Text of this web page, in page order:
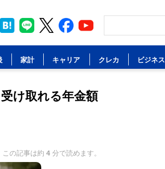
家計 キャリア クレカ ビジネス
け取れる年金額
この記事は約 4 分で読めます。